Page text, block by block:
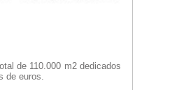
de 110.000 m2 dedicados
de euros.